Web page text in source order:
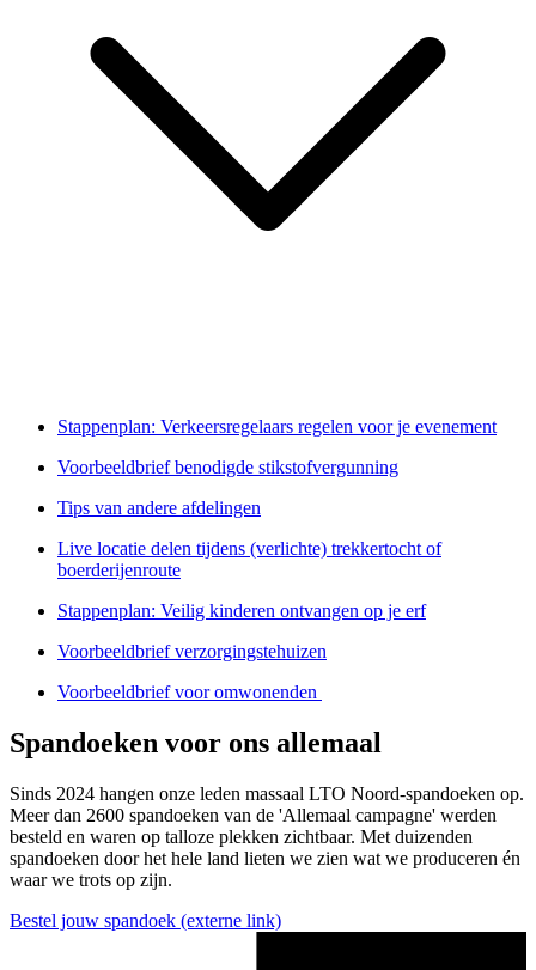
Stappenplan: Verkeersregelaars regelen voor je evenement
Voorbeeldbrief benodigde stikstofvergunning
Tips van andere afdelingen
Live locatie delen tijdens (verlichte) trekkertocht of
boerderijenroute
Stappenplan: Veilig kinderen ontvangen op je erf
Voorbeeldbrief verzorgingstehuizen
Voorbeeldbrief voor omwonenden
Spandoeken voor ons allemaal
Sinds 2024 hangen onze leden massaal LTO Noord-spandoeken op.
Meer dan 2600 spandoeken van de 'Allemaal campagne' werden
besteld en waren op talloze plekken zichtbaar. Met duizenden
spandoeken door het hele land lieten we zien wat we produceren én
waar we trots op zijn.
Bestel jouw spandoek (externe link)